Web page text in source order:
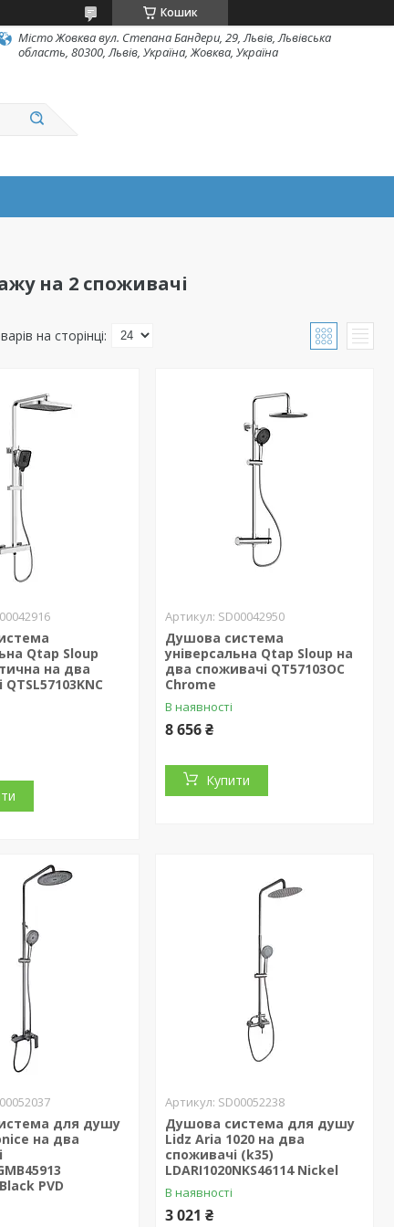
Кошик
Місто Жовква вул. Степана Бандери, 29, Львів, Львівська
область, 80300, Львів, Україна, Жовква, Україна
на 2 споживачі
Qtap Sloup
на два
SD00042950
Душова система
універсальна Qtap Sloup на
два споживачі QT57103OC
Chrome
В наявності
8 656 ₴
Купити
для душу
на два
PVD
SD00052238
Душова система для душу
Lidz Aria 1020 на два
споживачі (k35)
LDARI1020NKS46114 Nickel
В наявності
3 021 ₴